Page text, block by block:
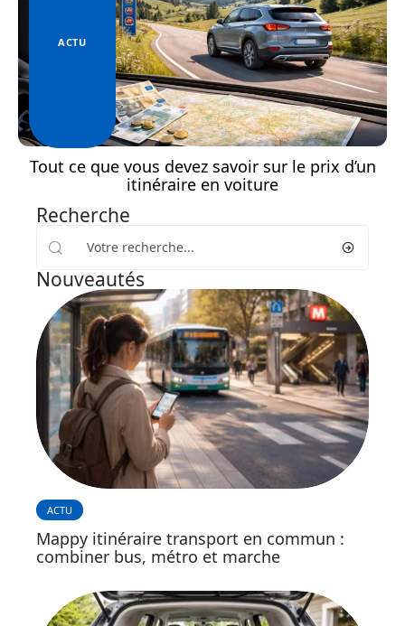
ACTU
Tout ce que vous devez savoir sur le prix d’un
itinéraire en voiture
Recherche
Nouveautés
ACTU
Mappy itinéraire transport en commun :
combiner bus, métro et marche